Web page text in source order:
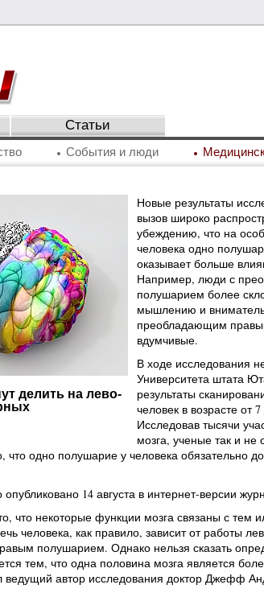
Статьи
События и люди
делить на лево-
Новые результаты
вызов широко
убеждению, что на
человека одно
оказывает больше
Например, люди с
полушарием более
мышлению и
преобладающим
вдумчивые.
В ходе исследования
Университета штата
результаты
человек в возрасте от
Исследовав тысячи
мозга, ученые так и не
что одно полушарие у человека обязательно
14 августа в интернет-версии
что некоторые функции мозга связаны с тем
человека, как правило, зависит от работы
полушарием. Однако нельзя сказать
тем, что одна половина мозга является
ведущий автор исследования доктор Джефф